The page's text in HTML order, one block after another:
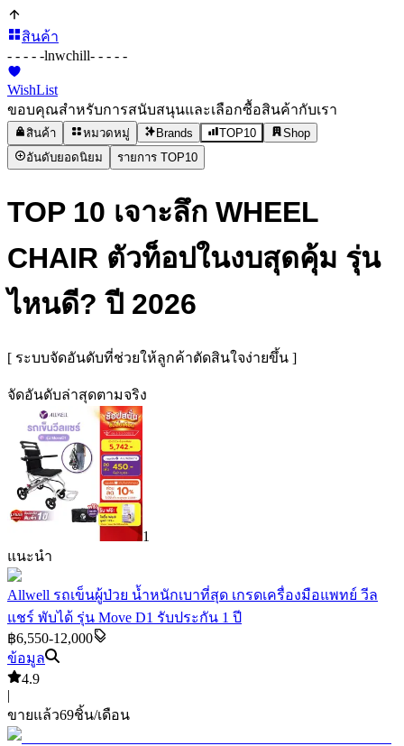
สินค้า
- - - - -lnwchill- - - - -
WishList
ขอบคุณสำหรับการสนับสนุนและเลือกซื้อสินค้ากับเรา
สินค้า หมวดหมู่ Brands TOP10
Shop
อันดับยอดนิยม
รายการ TOP10
TOP 10 เจาะลึก WHEEL
CHAIR ตัวท็อปในงบสุดคุ้ม รุ่น
ไหนดี? ปี 2026
[ ระบบจัดอันดับที่ช่วยให้ลูกค้าตัดสินใจง่ายขึ้น ]
จัดอันดับล่าสุดตามจริง
1
แนะนำ
Allwell รถเข็นผู้ป่วย น้ำหนักเบาที่สุด เกรดเครื่องมือแพทย์ วีล
แชร์ พับได้ รุ่น Move D1 รับประกัน 1 ปี
฿6,550-12,000
ข้อมูล
4.9
|
ขายแล้ว69ชิ้น/เดือน